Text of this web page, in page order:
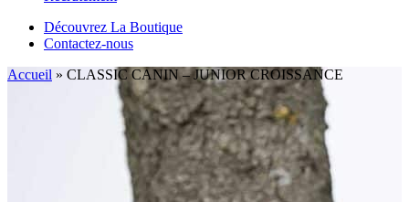
Découvrez La Boutique
Contactez-nous
Accueil » CLASSIC CANIN – JUNIOR CROISSANCE